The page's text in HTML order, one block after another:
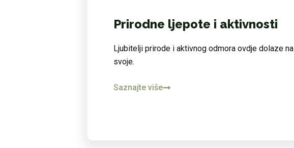
Prirodne ljepote i aktivnosti
Ljubitelji prirode i aktivnog odmora ovdje dolaze na
svoje.
Saznajte više